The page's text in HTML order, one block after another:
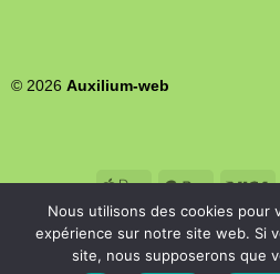
© 2026 Auxilium-web
Nous utilisons des cookies pour
expérience sur notre site web. Si
site, nous supposerons que